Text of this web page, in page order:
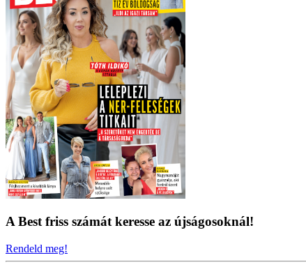
A Best friss számát keresse az újságosoknál!
Rendeld meg!